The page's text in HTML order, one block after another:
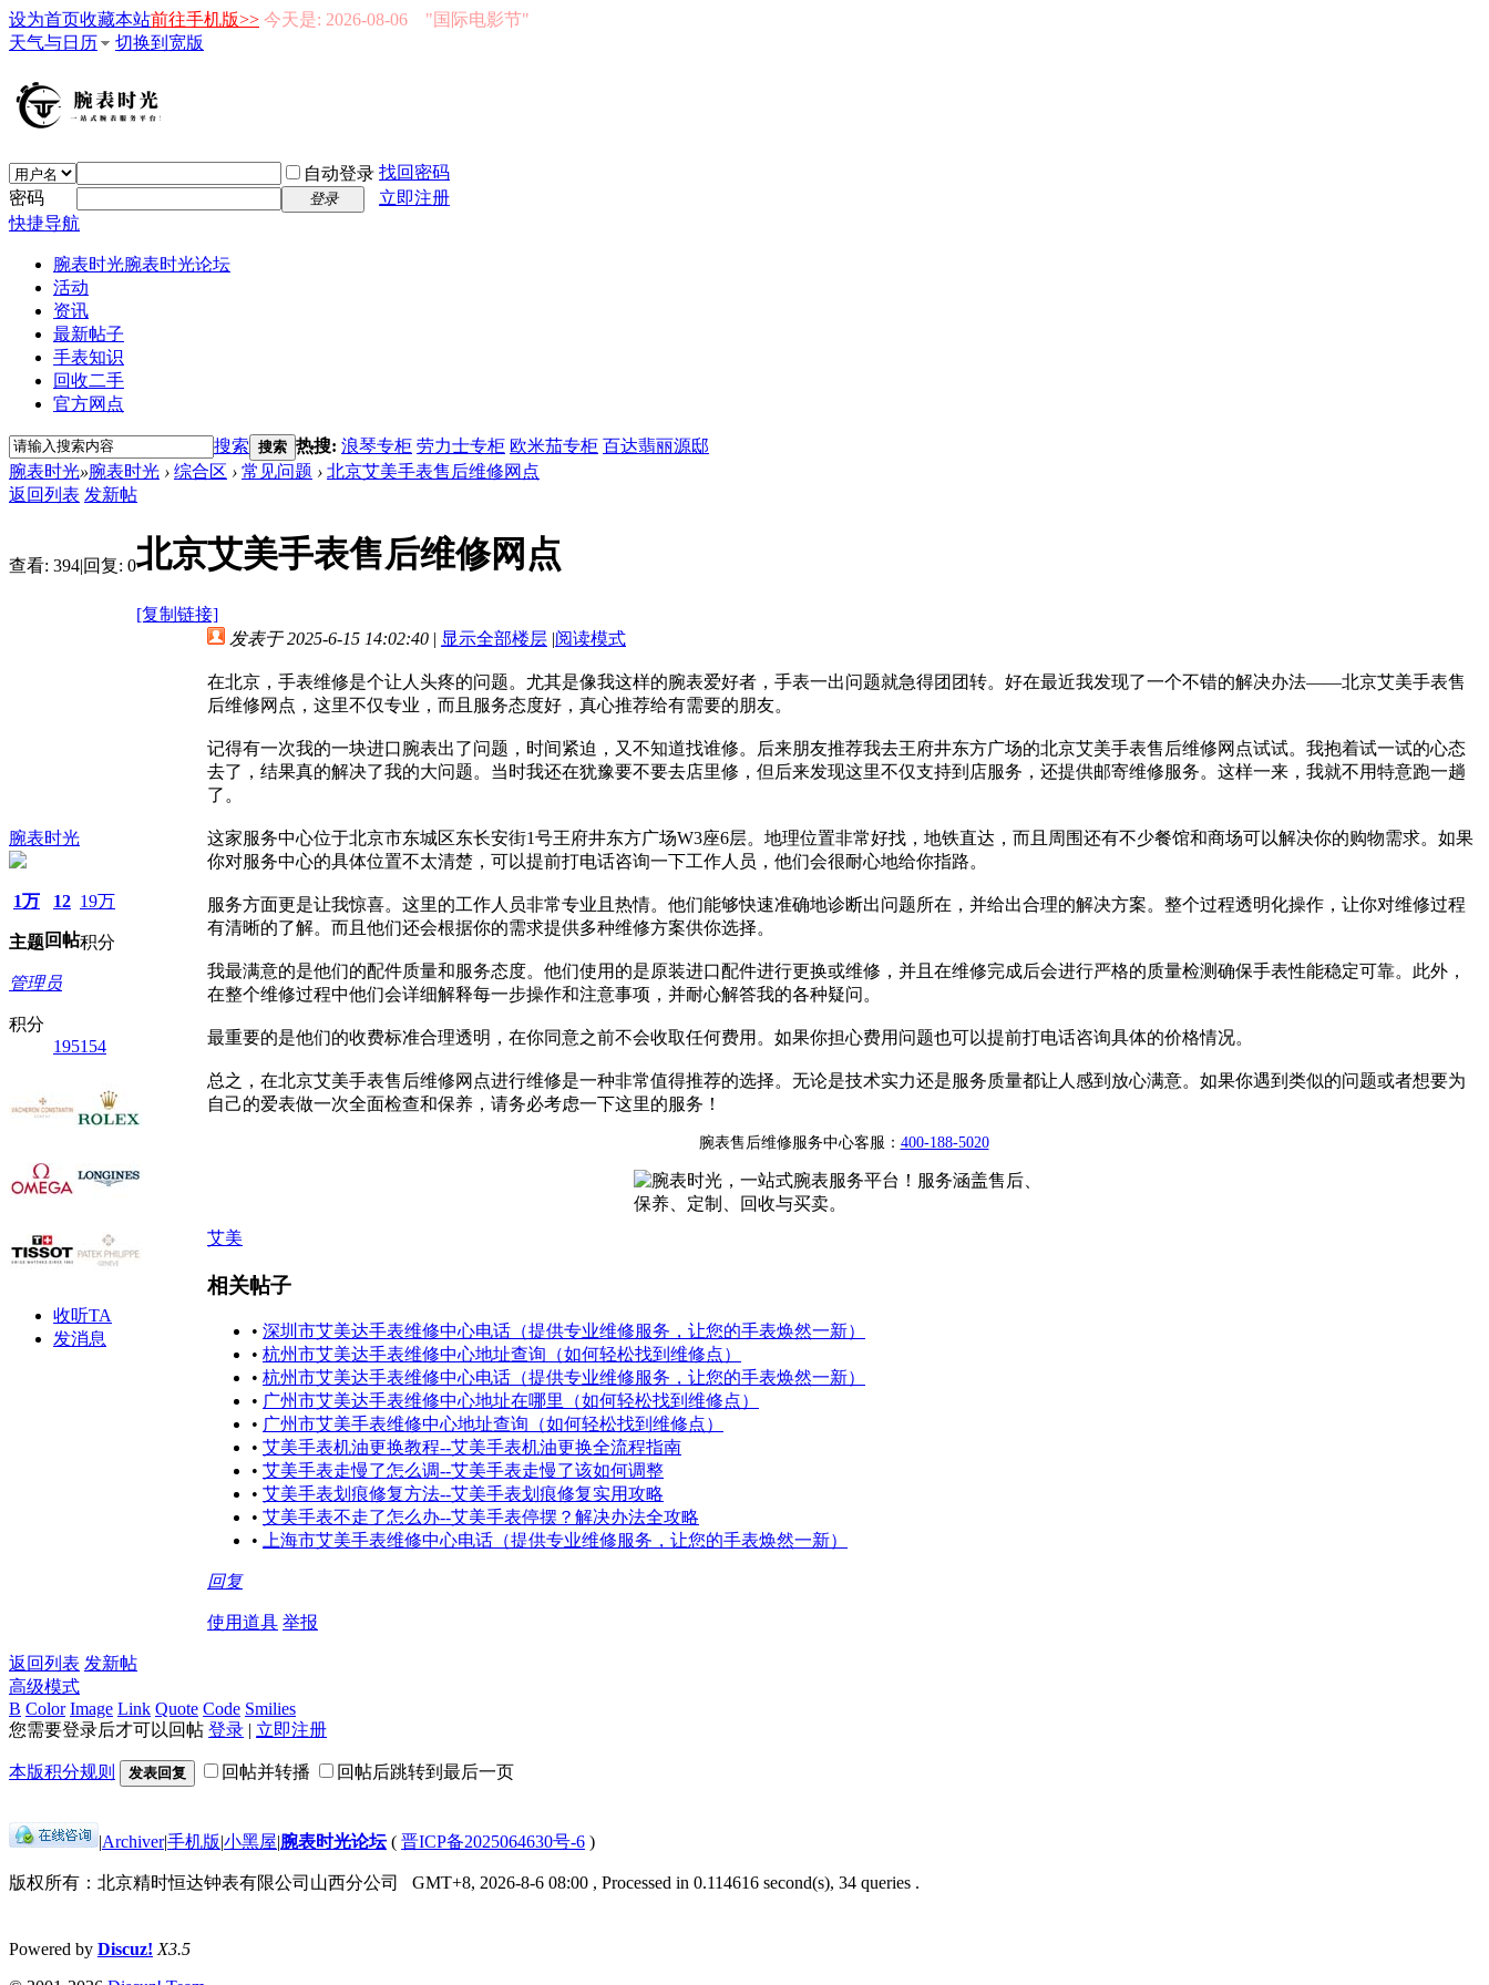
设为首页收藏本站前往手机版>> 今天是: 2026-08-06 "国际电影节"
天气与日历
切换到宽版
自动登录 找回密码
密码
登录
立即注册
快捷导航
腕表时光腕表时光论坛
活动
资讯
最新帖子
手表知识
回收二手
官方网点
搜索 搜索 热搜: 浪琴专柜 劳力士专柜 欧米茄专柜 百达翡丽源邸
腕表时光»腕表时光 › 综合区 › 常见问题 › 北京艾美手表售后维修网点
返回列表 发新帖
查看: 394|回复: 0北京艾美手表售后维修网点
[复制链接]
腕表时光
1万
主题
12
回帖
19万
积分
管理员
积分
195154
收听TA
发消息
发表于 2025-6-15 14:02:40 | 显示全部楼层 |阅读模式
在北京，手表维修是个让人头疼的问题。尤其是像我这样的腕表爱好者，手表一出问题就急得团团转。好在最近我发现了一个不错的解决办法——北京艾美手表售
后维修网点，这里不仅专业，而且服务态度好，真心推荐给有需要的朋友。
记得有一次我的一块进口腕表出了问题，时间紧迫，又不知道找谁修。后来朋友推荐我去王府井东方广场的北京艾美手表售后维修网点试试。我抱着试一试的心态
去了，结果真的解决了我的大问题。当时我还在犹豫要不要去店里修，但后来发现这里不仅支持到店服务，还提供邮寄维修服务。这样一来，我就不用特意跑一趟
了。
这家服务中心位于北京市东城区东长安街1号王府井东方广场W3座6层。地理位置非常好找，地铁直达，而且周围还有不少餐馆和商场可以解决你的购物需求。如果
你对服务中心的具体位置不太清楚，可以提前打电话咨询一下工作人员，他们会很耐心地给你指路。
服务方面更是让我惊喜。这里的工作人员非常专业且热情。他们能够快速准确地诊断出问题所在，并给出合理的解决方案。整个过程透明化操作，让你对维修过程
有清晰的了解。而且他们还会根据你的需求提供多种维修方案供你选择。
我最满意的是他们的配件质量和服务态度。他们使用的是原装进口配件进行更换或维修，并且在维修完成后会进行严格的质量检测确保手表性能稳定可靠。此外，
在整个维修过程中他们会详细解释每一步操作和注意事项，并耐心解答我的各种疑问。
最重要的是他们的收费标准合理透明，在你同意之前不会收取任何费用。如果你担心费用问题也可以提前打电话咨询具体的价格情况。
总之，在北京艾美手表售后维修网点进行维修是一种非常值得推荐的选择。无论是技术实力还是服务质量都让人感到放心满意。如果你遇到类似的问题或者想要为
自己的爱表做一次全面检查和保养，请务必考虑一下这里的服务！
腕表售后维修服务中心客服： 400-188-5020
艾美
相关帖子
• 深圳市艾美达手表维修中心电话（提供专业维修服务，让您的手表焕然一新）
• 杭州市艾美达手表维修中心地址查询（如何轻松找到维修点）
• 杭州市艾美达手表维修中心电话（提供专业维修服务，让您的手表焕然一新）
• 广州市艾美达手表维修中心地址在哪里（如何轻松找到维修点）
• 广州市艾美手表维修中心地址查询（如何轻松找到维修点）
• 艾美手表机油更换教程--艾美手表机油更换全流程指南
• 艾美手表走慢了怎么调--艾美手表走慢了该如何调整
• 艾美手表划痕修复方法--艾美手表划痕修复实用攻略
• 艾美手表不走了怎么办--艾美手表停摆？解决办法全攻略
•
上海市艾美手表维修中心电话（提供专业维修服务，让您的手表焕然一新）
回复
使用道具 举报
返回列表 发新帖
高级模式
B Color Image Link Quote Code Smilies
您需要登录后才可以回帖 登录 | 立即注册
本版积分规则 发表回复 回帖并转播 回帖后跳转到最后一页
|Archiver|手机版|小黑屋|腕表时光论坛( 晋ICP备2025064630号-6 )
版权所有：北京精时恒达钟表有限公司山西分公司 GMT+8, 2026-8-6 08:00 , Processed in 0.114616 second(s), 34 queries .
Powered by Discuz! X3.5